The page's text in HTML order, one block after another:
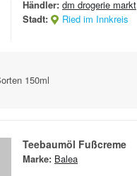
Händler: dm drogerie markt
Stadt:
Ried im Innkreis
150ml
Teebaumöl Fußcreme
Marke: Balea